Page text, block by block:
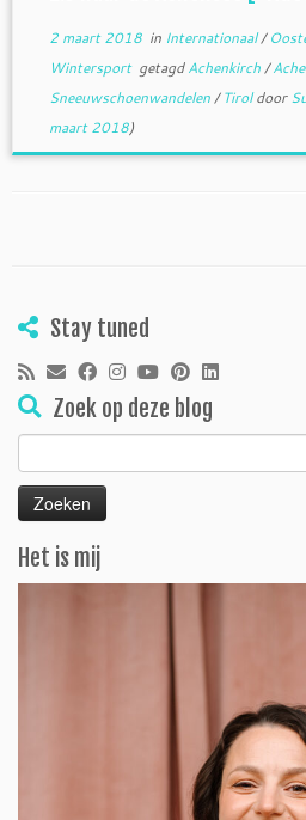
2 maart 2018in Internationaal/
Wintersport getagdAchenkirch/
Sneeuwschoenwandelen/Tiroldoor
maart 2018)
Stay tuned
Zoek op deze blog
Zoeken
naar:
Het is mij